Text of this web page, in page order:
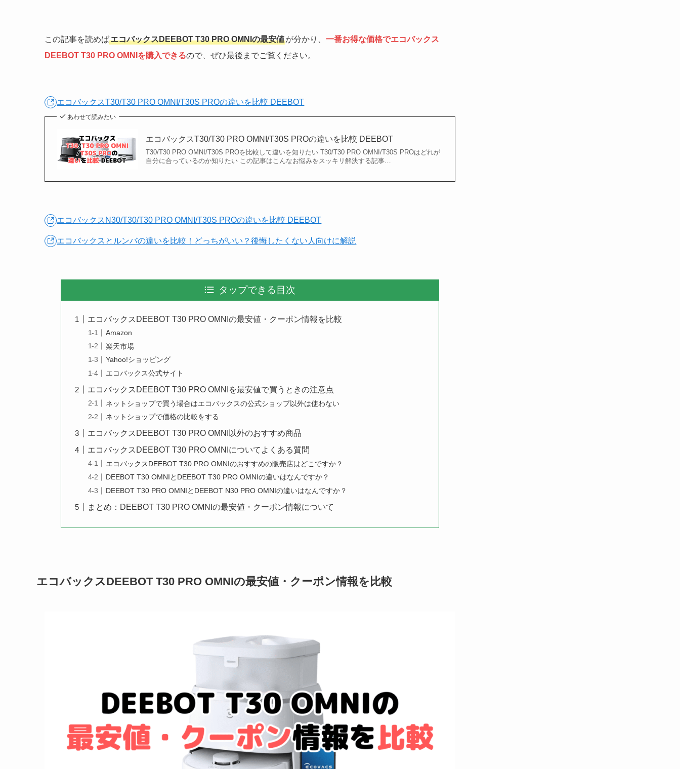
この記事を読めばエコバックスDEEBOT T30 PRO OMNIの最安値が分かり、 一番お得な価格でエコバックス
DEEBOT T30 PRO OMNIを購入できるので、ぜひ最後までご覧ください。
エコバックスT30/T30 PRO OMNI/T30S PROの違いを比較 DEEBOT
あわせて読みたい
エコバックスT30/T30 PRO OMNI/T30S PROの違いを比較 DEEBOT
T30/T30 PRO OMNI/T30S PROを比較して違いを知りたい T30/T30 PRO OMNI/T30S PROはどれが
自分に合っているのか知りたい この記事はこんなお悩みをスッキリ解決する記事…
エコバックスN30/T30/T30 PRO OMNI/T30S PROの違いを比較 DEEBOT
エコバックスとルンバの違いを比較！どっちがいい？後悔したくない人向けに解説
タップできる目次
エコバックスDEEBOT T30 PRO OMNIの最安値・クーポン情報を比較
Amazon
楽天市場
Yahoo!ショッピング
エコバックス公式サイト
エコバックスDEEBOT T30 PRO OMNIを最安値で買うときの注意点
ネットショップで買う場合はエコバックスの公式ショップ以外は使わない
ネットショップで価格の比較をする
エコバックスDEEBOT T30 PRO OMNI以外のおすすめ商品
エコバックスDEEBOT T30 PRO OMNIについてよくある質問
エコバックスDEEBOT T30 PRO OMNIのおすすめの販売店はどこですか？
DEEBOT T30 OMNIとDEEBOT T30 PRO OMNIの違いはなんですか？
DEEBOT T30 PRO OMNIとDEEBOT N30 PRO OMNIの違いはなんですか？
まとめ：DEEBOT T30 PRO OMNIの最安値・クーポン情報について
エコバックスDEEBOT T30 PRO OMNIの最安値・クーポン情報を比較